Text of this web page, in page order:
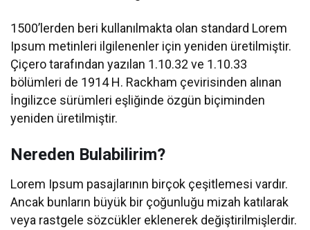
1500’lerden beri kullanılmakta olan standard Lorem
Ipsum metinleri ilgilenenler için yeniden üretilmiştir.
Çiçero tarafından yazılan 1.10.32 ve 1.10.33
bölümleri de 1914 H. Rackham çevirisinden alınan
İngilizce sürümleri eşliğinde özgün biçiminden
yeniden üretilmiştir.
Nereden Bulabilirim?
Lorem Ipsum pasajlarının birçok çeşitlemesi vardır.
Ancak bunların büyük bir çoğunluğu mizah katılarak
veya rastgele sözcükler eklenerek değiştirilmişlerdir.